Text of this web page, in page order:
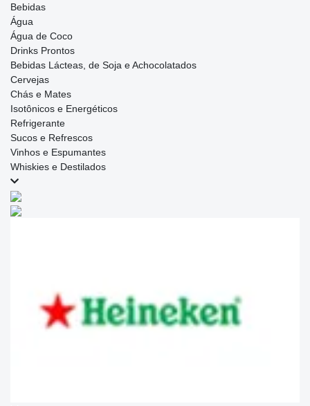
Bebidas
Água
Água de Coco
Drinks Prontos
Bebidas Lácteas, de Soja e Achocolatados
Cervejas
Chás e Mates
Isotônicos e Energéticos
Refrigerante
Sucos e Refrescos
Vinhos e Espumantes
Whiskies e Destilados